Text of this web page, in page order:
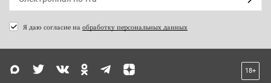
Я даю согласие на обработку персональных данных
18+